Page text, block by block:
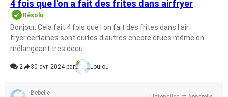
4 fois que l'on a fait des frites dans airfryer
Résolu
Bonjour, Cela fait 4 fois que l on fait des frites dans l air
fryer.certaines sont cuites d autres encore crues même en
mélangeant.tres decu
2 30 avr. 2024 par Loulou
Bebelle